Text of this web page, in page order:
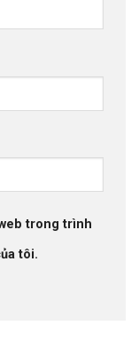
trong trình
tôi.